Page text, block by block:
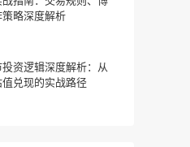
略深度解析
资逻辑深度解析：从
兑现的实战路径